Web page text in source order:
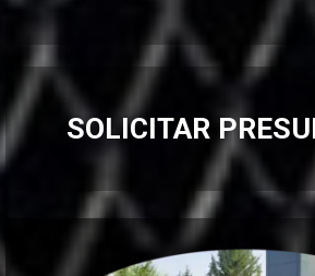
SOLICITAR